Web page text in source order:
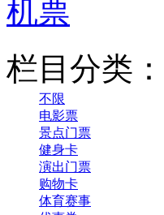
机票
栏目分类：
不限
电影票
景点门票
健身卡
演出门票
购物卡
体育赛事